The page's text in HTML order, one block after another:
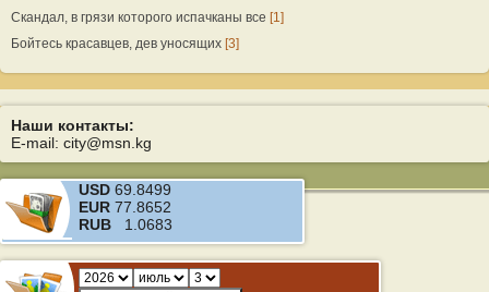
Скандал, в грязи которого испачканы все [1]
Бойтесь красавцев, дев уносящих [3]
Наши контакты:
E-mail: city@msn.kg
USD 69.8499
EUR 77.8652
RUB 1.0683